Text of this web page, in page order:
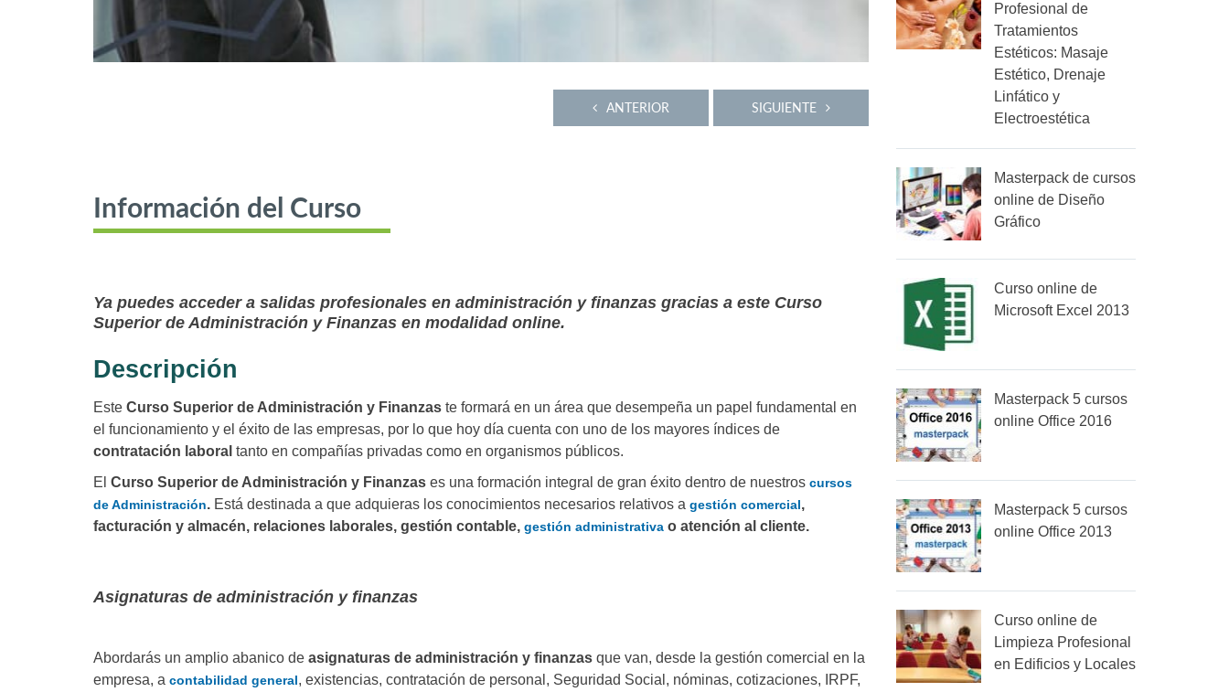
SIGUIENTE
ANTERIOR
Información del Curso
Ya puedes acceder a salidas profesionales en administración y finanzas gracias a este Curso
Superior de Administración y Finanzas en modalidad online.
Descripción
Este Curso Superior de Administración y Finanzas te formará en un área que desempeña un papel fundamental en
el funcionamiento y el éxito de las empresas, por lo que hoy día cuenta con uno de los mayores índices de
contratación laboral tanto en compañías privadas como en organismos públicos.
El Curso Superior de Administración y Finanzas es una formación integral de gran éxito dentro de nuestros cursos
de Administración. Está destinada a que adquieras los conocimientos necesarios relativos a gestión comercial,
facturación y almacén, relaciones laborales, gestión contable, gestión administrativa o atención al cliente.
Asignaturas de administración y finanzas
Abordarás un amplio abanico de asignaturas de administración y finanzas que van, desde la gestión comercial en la
empresa, a contabilidad general, existencias, contratación de personal, Seguridad Social, nóminas, cotizaciones, IRPF,
Profesional de
Tratamientos
Estéticos: Masaje
Estético, Drenaje
Linfático y
Electroestética
Masterpack de cursos
online de Diseño
Gráfico
Curso online de
Microsoft Excel 2013
Masterpack 5 cursos
online Office 2016
Masterpack 5 cursos
online Office 2013
Curso online de
Limpieza Profesional
en Edificios y Locales